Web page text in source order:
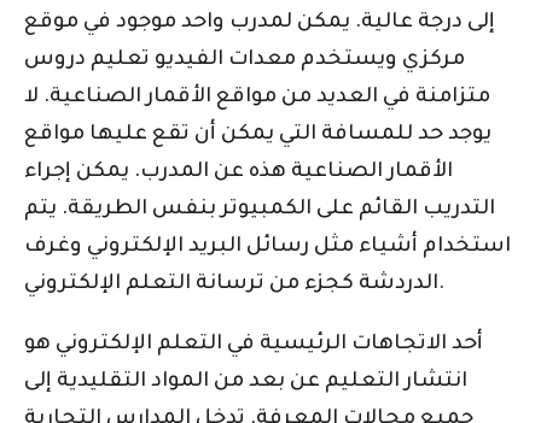
إلى درجة عالية. يمكن لمدرب واحد موجود في موقع
مركزي ويستخدم معدات الفيديو تعليم دروس
متزامنة في العديد من مواقع الأقمار الصناعية. لا
يوجد حد للمسافة التي يمكن أن تقع عليها مواقع
الأقمار الصناعية هذه عن المدرب. يمكن إجراء
التدريب القائم على الكمبيوتر بنفس الطريقة. يتم
استخدام أشياء مثل رسائل البريد الإلكتروني وغرف
الدردشة كجزء من ترسانة التعلم الإلكتروني.
أحد الاتجاهات الرئيسية في التعلم الإلكتروني هو
انتشار التعليم عن بعد من المواد التقليدية إلى